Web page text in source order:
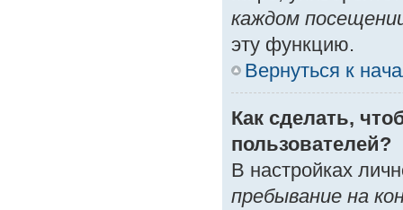
каждом
эту функцию.
Вернуться к
Как сделать,
пользователей?
В настройках
пребывание на